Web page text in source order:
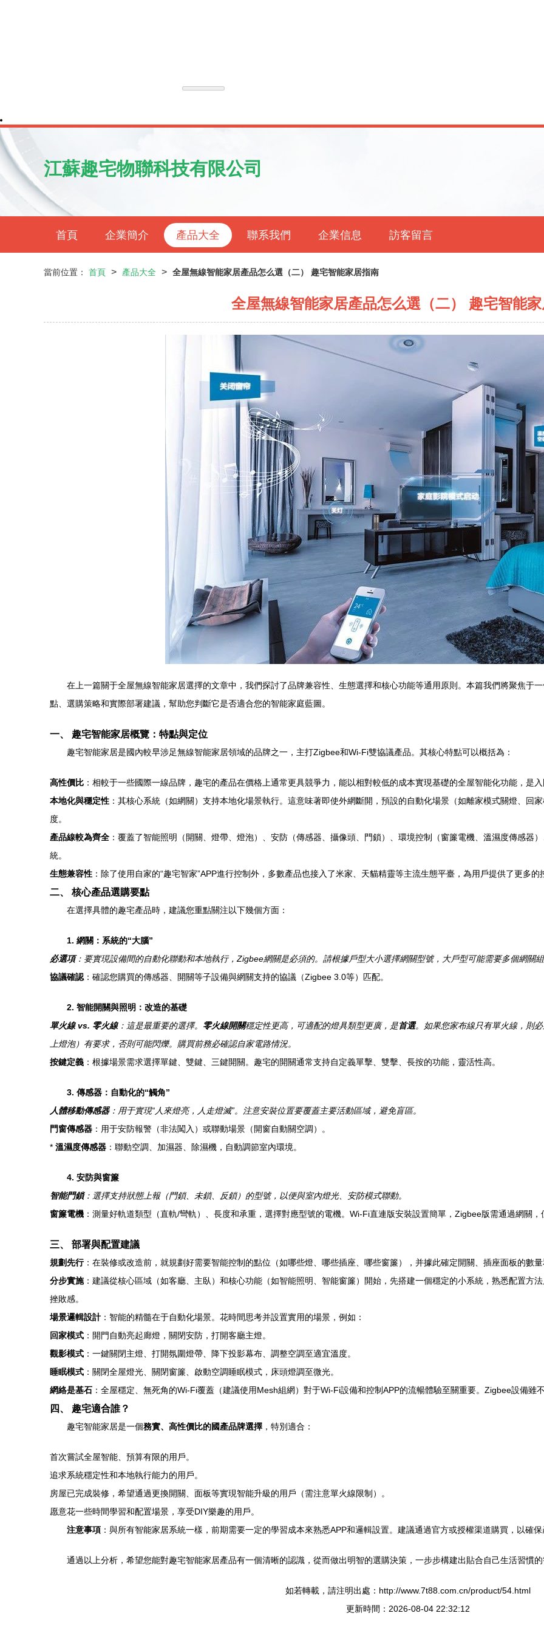
江蘇趣宅物聯科技有限公司
首頁 企業簡介 產品大全 聯系我們 企業信息 訪客留言
當前位置： 首頁 > 產品大全 > 全屋無線智能家居產品怎么選（二） 趣宅智能家居指南
全屋無線智能家居產品怎么選（二） 趣宅智能
在上一篇關于全屋無線智能家居選擇的文章中，我們探討了品牌兼容性、生態選擇和核心功能等通用原則。本篇我們將聚焦
點、選購策略和實際部署建議，幫助您判斷它是否適合您的智能家庭藍圖。
一、 趣宅智能家居概覽：特點與定位
趣宅智能家居是國內較早涉足無線智能家居領域的品牌之一，主打Zigbee和Wi-Fi雙協議產品。其核心特點可以概括為：
高性價比 ：相較于一些國際一線品牌，趣宅的產品在價格上通常更具競爭力，能以相對較低的成本實現基礎的全屋智能化功能，是
本地化與穩定性 ：其核心系統（如網關）支持本地化場景執行。這意味著即使外網斷開，預設的自動化場景（如離家模式關燈、回
度。
產品線較為齊全 ：覆蓋了智能照明（開關、燈帶、燈泡）、安防（傳感器、攝像頭、門鎖）、環境控制（窗簾電機、溫濕度傳感器
統。
生態兼容性 ：除了使用自家的“趣宅智家”APP進行控制外，多數產品也接入了米家、天貓精靈等主流生態平臺，為用戶提供了更多
二、 核心產品選購要點
在選擇具體的趣宅產品時，建議您重點關注以下幾個方面：
1. 網關：系統的“大腦”
必選項：要實現設備間的自動化聯動和本地執行，Zigbee網關是必須的。請根據戶型大小選擇網關型號，大戶型可能需要多個網關
協議確認 ：確認您購買的傳感器、開關等子設備與網關支持的協議（Zigbee 3.0等）匹配。
2. 智能開關與照明：改造的基礎
單火線 vs. 零火線：這是最重要的選擇。 零火線開關穩定性更高，可適配的燈具類型更廣，是首選。如果您家布線只有單火線，則
上燈泡）有要求，否則可能閃爍。購買前務必確認自家電路情況。
按鍵定義 ：根據場景需求選擇單鍵、雙鍵、三鍵開關。趣宅的開關通常支持自定義單擊、雙擊、長按的功能，靈活性高。
3. 傳感器：自動化的“觸角”
人體移動傳感器：用于實現“人來燈亮，人走燈滅”。注意安裝位置要覆蓋主要活動區域，避免盲區。
門窗傳感器 ：用于安防報警（非法闖入）或聯動場景（開窗自動關空調）。
* 溫濕度傳感器 ：聯動空調、加濕器、除濕機，自動調節室內環境。
4. 安防與窗簾
智能門鎖：選擇支持狀態上報（門鎖、未鎖、反鎖）的型號，以便與室內燈光、安防模式聯動。
窗簾電機 ：測量好軌道類型（直軌/彎軌）、長度和承重，選擇對應型號的電機。Wi-Fi直連版安裝設置簡單，Zigbee版需通過網關
三、 部署與配置建議
規劃先行：在裝修或改造前，就規劃好需要智能控制的點位（如哪些燈、哪些插座、哪些窗簾），并據此確定開關、插座面板的數
分步實施：建議從核心區域（如客廳、主臥）和核心功能（如智能照明、智能窗簾）開始，先搭建一個穩定的小系統，熟悉配置方
挫敗感。
場景邏輯設計：智能的精髓在于自動化場景。花時間思考并設置實用的場景，例如：
回家模式 ：開門自動亮起廊燈，關閉安防，打開客廳主燈。
觀影模式 ：一鍵關閉主燈、打開氛圍燈帶、降下投影幕布、調整空調至適宜溫度。
睡眠模式 ：關閉全屋燈光、關閉窗簾、啟動空調睡眠模式，床頭燈調至微光。
網絡是基石 ：全屋穩定、無死角的Wi-Fi覆蓋（建議使用Mesh組網）對于Wi-Fi設備和控制APP的流暢體驗至關重要。Zigbee設備雖
四、 趣宅適合誰？
趣宅智能家居是一個務實、高性價比的國產品牌選擇 ，特別適合：
首次嘗試全屋智能、預算有限的用戶。
追求系統穩定性和本地執行能力的用戶。
房屋已完成裝修，希望通過更換開關、面板等實現智能升級的用戶（需注意單火線限制）。
愿意花一些時間學習和配置場景，享受DIY樂趣的用戶。
注意事項 ：與所有智能家居系統一樣，前期需要一定的學習成本來熟悉APP和邏輯設置。建議通過官方或授權渠道購買，以確
通過以上分析，希望您能對趣宅智能家居產品有一個清晰的認識，從而做出明智的選購決策，一步步構建出貼合自己生活習慣
如若轉載，請注明出處：http://www.7t88.com.cn/product/54.html
更新時間：2026-08-04 22:32:12